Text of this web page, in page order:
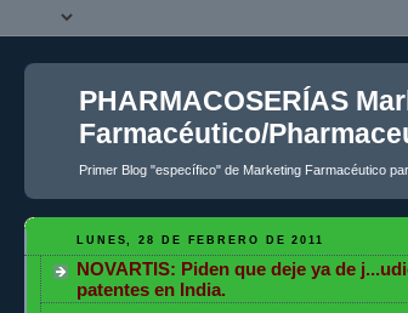
PHARMACOSERÍAS
Farmacéutico/
Primer Blog "específico" de Marketing Farmacéutico
LUNES, 28 DE FEBRERO DE 2011
NOVARTIS: Piden que deje ya de
patentes en India.